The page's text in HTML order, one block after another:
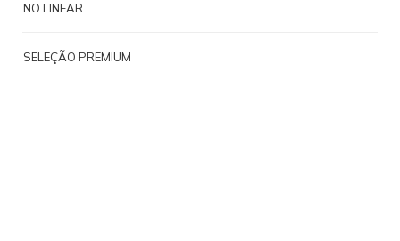
NO LINEAR
SELEÇÃO PREMIUM